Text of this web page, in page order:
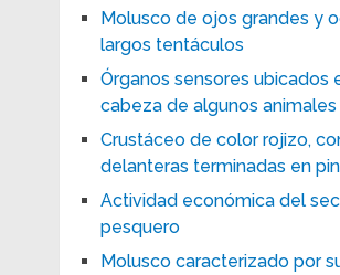
Molusco de ojos grandes y
largos tentáculos
Órganos sensores ubicados
cabeza de algunos animales
Crustáceo de color rojizo,
delanteras terminadas en
Actividad económica del
pesquero
Molusco caracterizado por